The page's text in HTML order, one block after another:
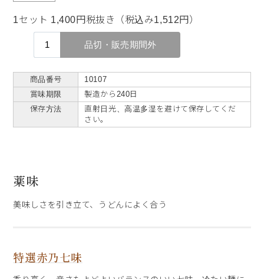
1セット 1,400円税抜き（税込み1,512円）
商品番号
10107
賞味期限
製造から240日
保存方法
直射日光、高温多湿を避けて保存してくだ
さい。
薬味
美味しさを引き立て、うどんによく合う
特選赤乃七味